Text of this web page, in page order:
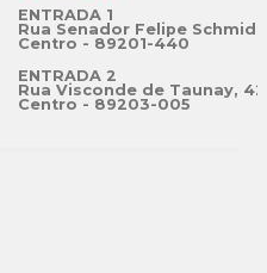
ENTRADA 1
Rua Senador Felipe
Centro - 89201-440
ENTRADA 2
Rua Visconde de Taunay,
Centro - 89203-005